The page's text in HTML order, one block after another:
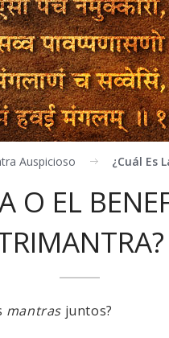
Auspicioso ¿cuál Es
O EL
mantras juntos?